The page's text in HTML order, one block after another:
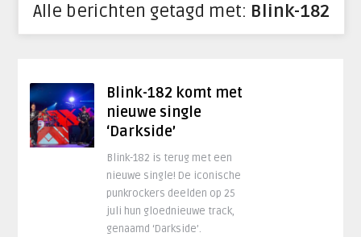
Alle berichten getagd met: Blink-182
Blink-182 komt met
nieuwe single
‘Darkside’
Blink-182 is terug met een
nieuwe single! De iconische
punkrockers deelden op 25
juli hun gloednieuwe track,
genaamd ‘Darkside’.